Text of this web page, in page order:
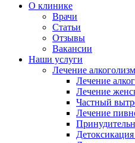
О клинике
Врачи
Статьи
Отзывы
Вакансии
Наши услуги
Лечение
Лечение
Лечение
Частный
Лечение
Детоксикация